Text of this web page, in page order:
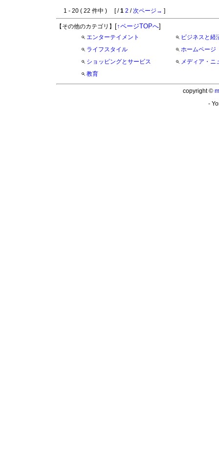
1 - 20 ( 22 件中 ) [ /1 2 / 次ページ→ ]
【その他のカテゴリ】 [↑ページTOPへ]
エンターテイメント
ビジネスと経
ライフスタイル
ホームページ
ショッピングとサービス
メディア・ニ
教育
copyright ©
-